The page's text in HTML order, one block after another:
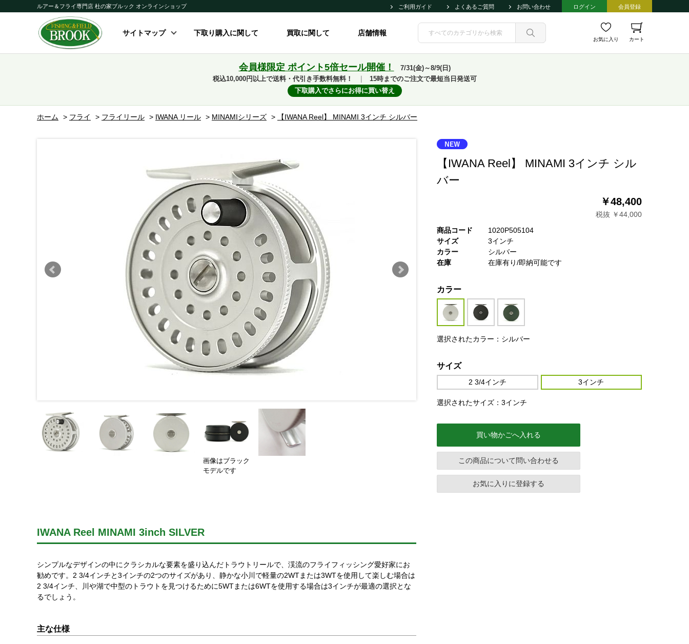
ルアー＆フライ専門店 杜の家ブルック オンラインショップ ご利用ガイド よくあるご質問 お問い合わせ ログイン 会員登録
サイトマップ 下取り購入に関して 買取に関して 店舗情報
お気に入り カート
会員様限定 ポイント5倍セール開催！
7/31(金)～8/9(日)
税込10,000円以上で送料・代引き手数料無料！
15時までのご注文で最短当日発送可
下取購入でさらにお得に買い替え
ホーム > フライ > フライリール > IWANA リール > MINAMIシリーズ > 【IWANA Reel】 MINAMI 3インチ シルバー
画像はブラック
モデルです
IWANA Reel MINAMI 3inch SILVER
シンプルなデザインの中にクラシカルな要素を盛り込んだトラウトリールで、渓流のフライフィッシング愛好家にお
勧めです。2 3/4インチと3インチの2つのサイズがあり、静かな小川で軽量の2WTまたは3WTを使用して楽しむ場合は
2 3/4インチ、川や湖で中型のトラウトを見つけるために5WTまたは6WTを使用する場合は3インチが最適の選択とな
るでしょう。
主な仕様
【IWANA Reel】 MINAMI 3インチ シル
バー
￥48,400
税抜 ￥44,000
商品コード
1020P505104
サイズ
3インチ
カラー
シルバー
在庫
在庫有り/即納可能です
カラー
選択されたカラー：シルバー
サイズ
2 3/4インチ 3インチ
選択されたサイズ：3インチ
買い物かごへ入れる
この商品について問い合わせる
お気に入りに登録する